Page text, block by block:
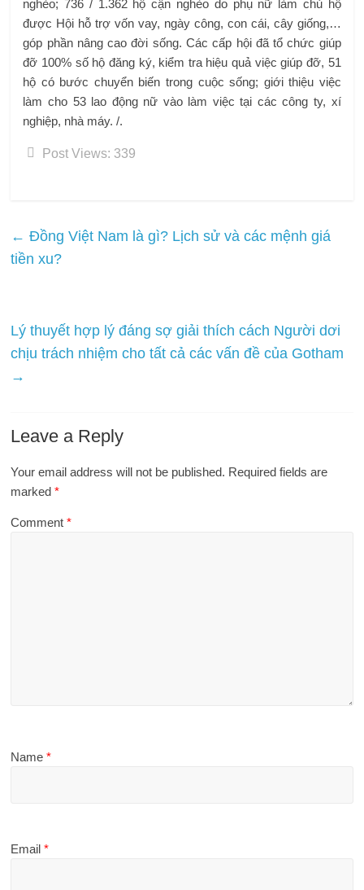
nghèo; 736 / 1.362 hộ cận nghèo do phụ nữ làm chủ hộ
được Hội hỗ trợ vốn vay, ngày công, con cái, cây giống,…
góp phần nâng cao đời sống. Các cấp hội đã tổ chức giúp
đỡ 100% số hộ đăng ký, kiểm tra hiệu quả việc giúp đỡ, 51
hộ có bước chuyển biến trong cuộc sống; giới thiệu việc
làm cho 53 lao động nữ vào làm việc tại các công ty, xí
nghiệp, nhà máy. /.
Post Views: 339
← Đồng Việt Nam là gì? Lịch sử và các mệnh giá
tiền xu?
Lý thuyết hợp lý đáng sợ giải thích cách Người dơi
chịu trách nhiệm cho tất cả các vấn đề của Gotham
→
Leave a Reply
Your email address will not be published. Required fields are
marked*
Comment*
Name*
Email*